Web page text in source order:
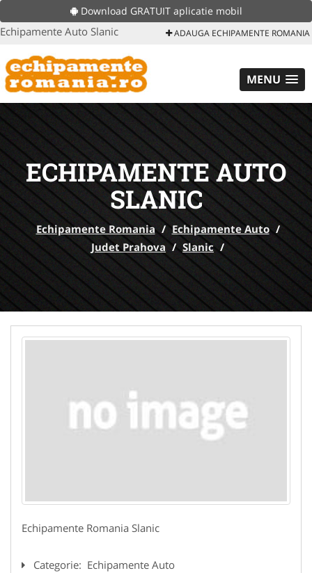
Download GRATUIT aplicatie mobil
Echipamente Auto Slanic ADAUGA ECHIPAMENTE ROMANIA
MENU
ECHIPAMENTE AUTO
SLANIC
Echipamente Romania / Echipamente Auto /
Judet Prahova / Slanic /
Echipamente Romania Slanic
Categorie: Echipamente Auto